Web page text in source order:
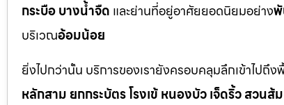
กระบือ บางน้ำจืด และย่านที่อยู่อาศัยยอดนิยมอย่าง
บริเวณอ้อมน้อย
ยิ่งไปกว่านั้น บริการของเรายังครอบคลุมลึกเข้าไป
หลักสาม ยกกระบัตร โรงเข้ หนองบัว เจ็ดริ้ว สวนส้ม